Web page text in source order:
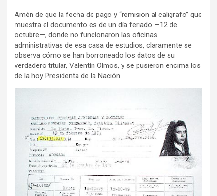
Amén de que la fecha de pago y “remision al caligrafo” que
muestra el documento es de un día feriado —12 de
octubre—, donde no funcionaron las oficinas
administrativas de esa casa de estudios, claramente se
observa cómo se han borroneado los datos de su
verdadero titular, Valentín Olmos, y se pusieron encima los
de la hoy Presidenta de la Nación.